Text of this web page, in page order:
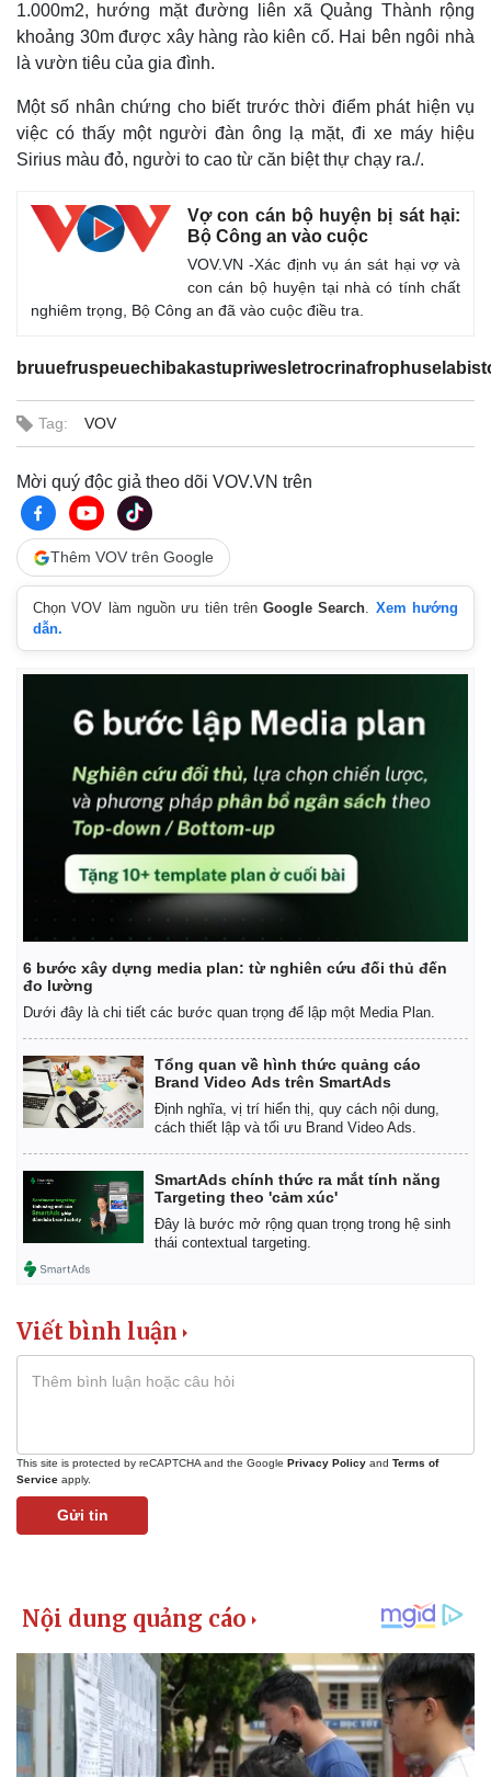
Kinh tế
Bất động sản
Khởi nghiệp
Tiêu
Tỷ giá
1.000m2, hướng mặt đường liên xã Quảng Thành rộng
khoảng 30m được xây hàng rào kiên cố. Hai bên ngôi nhà
là vườn tiêu của gia đình.
Một số nhân chứng cho biết trước thời điểm phát hiện vụ
việc có thấy một người đàn ông lạ mặt, đi xe máy hiệu
Sirius màu đỏ, người to cao từ căn biệt thự chạy ra./.
Vợ con cán bộ huyện bị sát hại:
Bộ Công an vào cuộc
VOV.VN -Xác định vụ án sát hại vợ và
con cán bộ huyện tại nhà có tính chất
nghiêm trọng, Bộ Công an đã vào cuộc điều tra.
Tag: VOV
Mời quý độc giả theo dõi VOV.VN trên
Thêm VOV trên Google
Chọn VOV làm nguồn ưu tiên trênGoogle Search. Xem hướng
dẫn.
6 bước xây dựng media plan: từ nghiên cứu đối thủ đến
đo lường
Dưới đây là chi tiết các bước quan trọng để lập một Media Plan.
Tổng quan về hình thức quảng cáo
Brand Video Ads trên SmartAds
Định nghĩa, vị trí hiển thị, quy cách nội dung,
cách thiết lập và tối ưu Brand Video Ads.
SmartAds chính thức ra mắt tính năng
Targeting theo 'cảm xúc'
Đây là bước mở rộng quan trọng trong hệ sinh
thái contextual targeting.
Viết bình luận
This site is protected by reCAPTCHA and the Google Privacy Policy and Terms of
Service apply.
Gửi tin